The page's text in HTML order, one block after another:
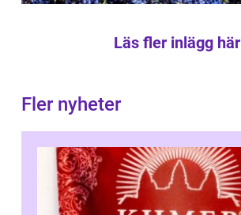
Läs fler inlägg här
Fler nyheter